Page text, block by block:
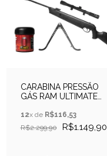
CARABINA PRESSÃO
GÁS RAM ULTIMATE
+FIREF+LUNETA+ALVO
12x de R$116,53
R$2.299,90
R$1.149,90